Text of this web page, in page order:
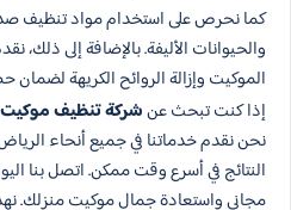
كما نحرص على استخدام مواد تنظيف
والحيوانات الأليفة. بالإضافة إلى
الموكيت وإزالة الروائح الكريهة
إذا كنت تبحث عنشركة تنظيف
نحن نقدم خدماتنا في جميع أنحاء
النتائج في أسرع وقت ممكن. اتصل بنا
مجاني واستعادة جمال موكيت منزلك.